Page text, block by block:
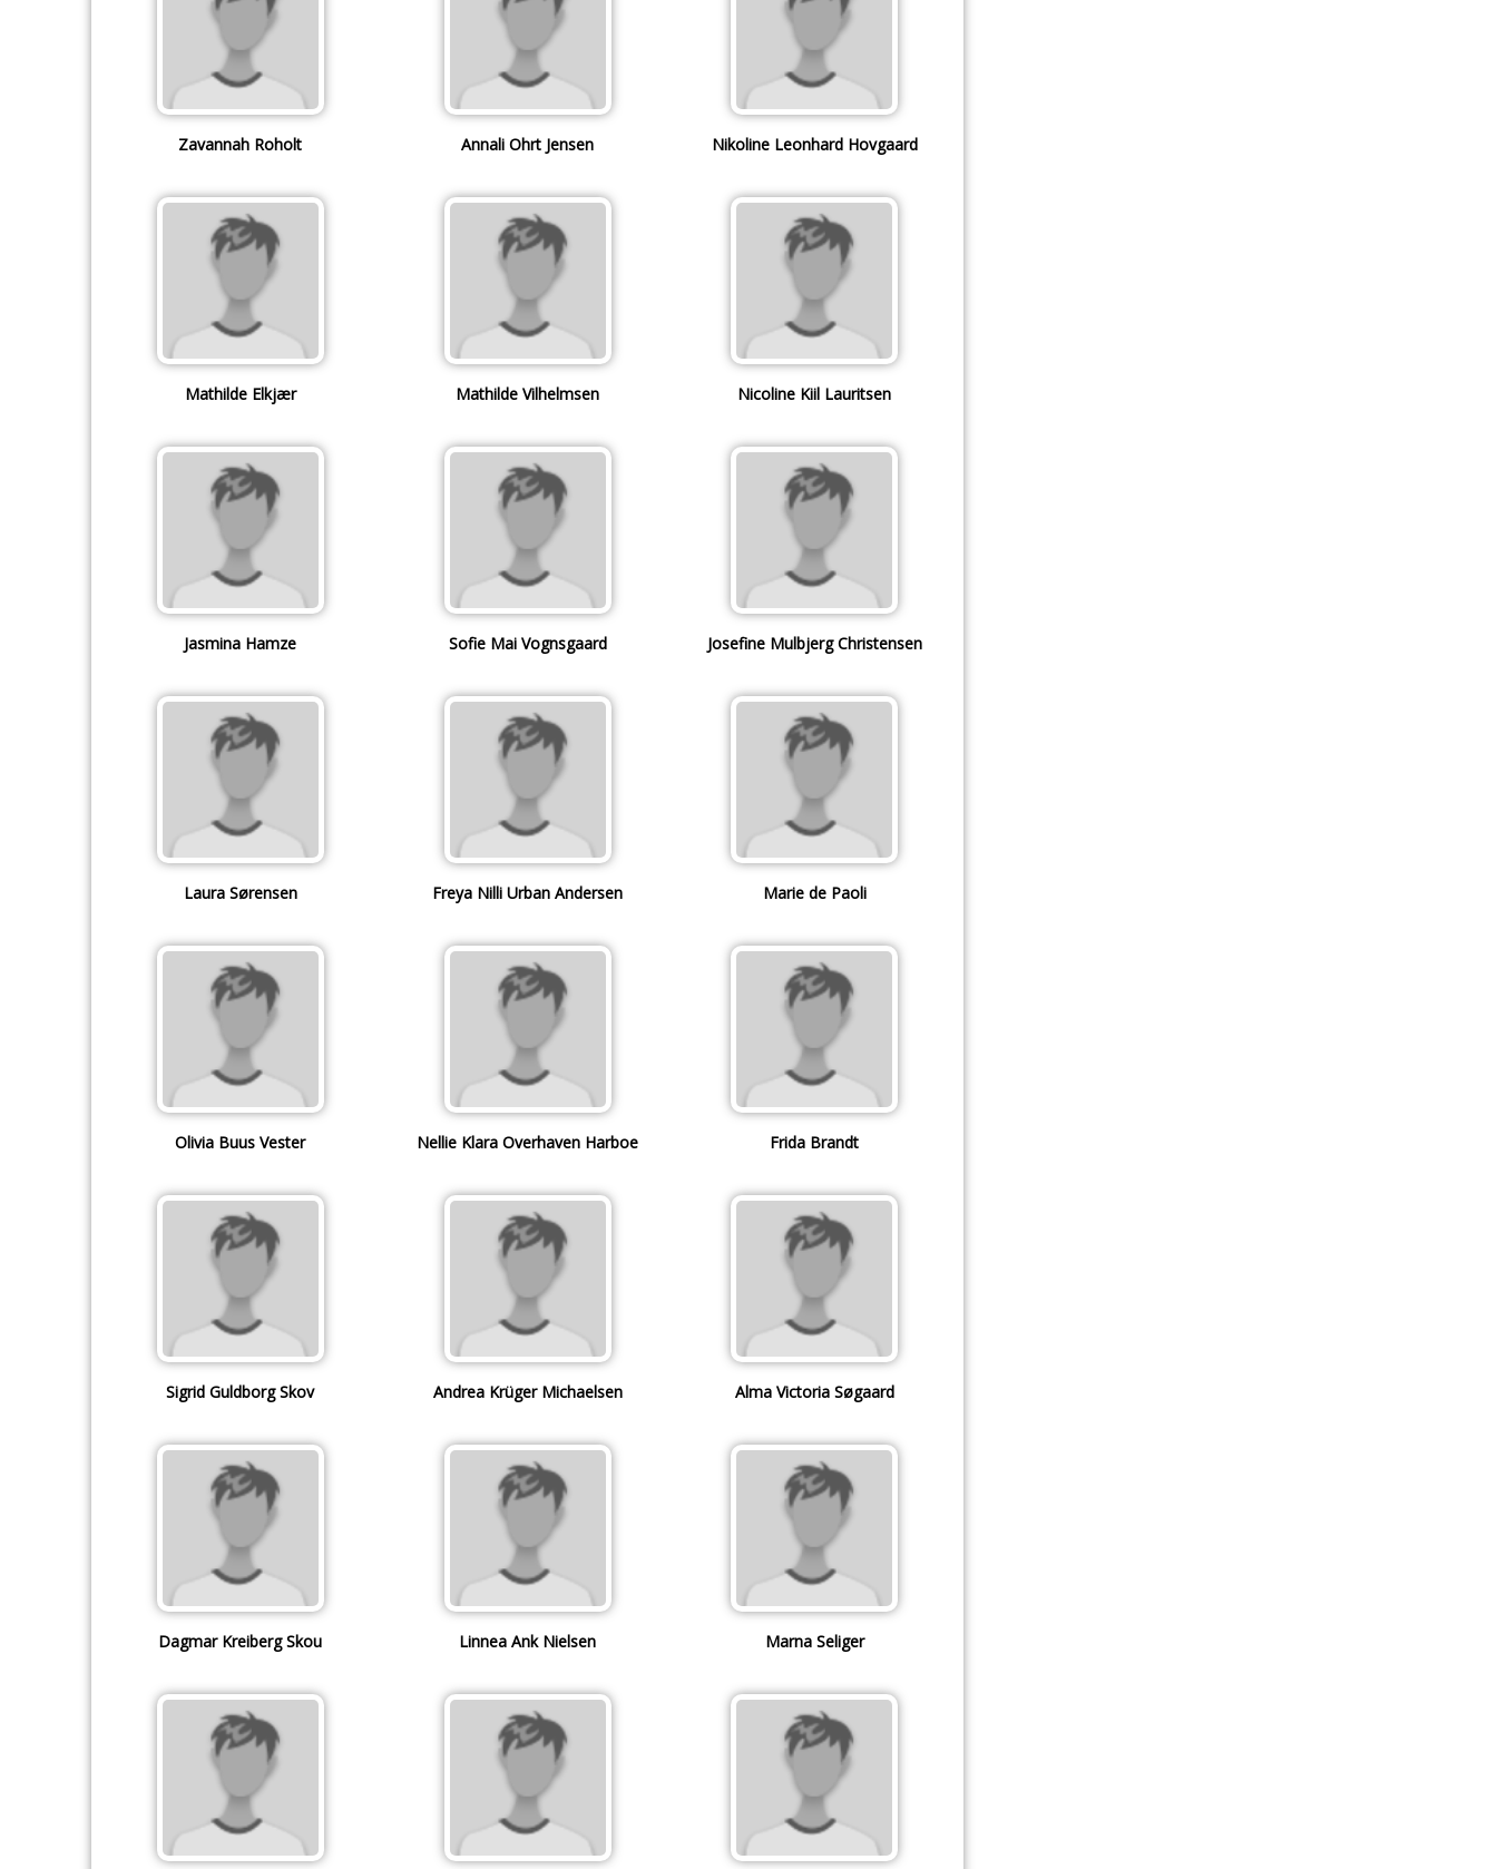
Zavannah Roholt Annali Ohrt Jensen Nikoline Leonhard Hovgaard
Mathilde Elkjær Mathilde Vilhelmsen Nicoline Kiil Lauritsen
Jasmina Hamze Sofie Mai Vognsgaard Josefine Mulbjerg Christensen
Laura Sørensen Freya Nilli Urban Andersen Marie de Paoli
Olivia Buus Vester Nellie Klara Overhaven Harboe Frida Brandt
Sigrid Guldborg Skov Andrea Krüger Michaelsen Alma Victoria Søgaard
Dagmar Kreiberg Skou Linnea Ank Nielsen Marna Seliger